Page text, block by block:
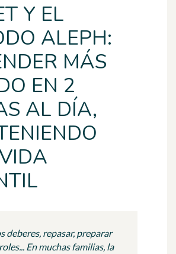
Y EL
ALEPH:
MÁS
EN 2
AL DÍA,
deberes, repasar, preparar
En muchas familias, la